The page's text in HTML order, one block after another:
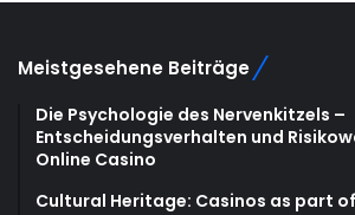
Meistgesehene Beiträge
Die Psychologie des Nervenkitzels –
Entscheidungsverhalten und
Online Casino
Cultural Heritage: Casinos as part